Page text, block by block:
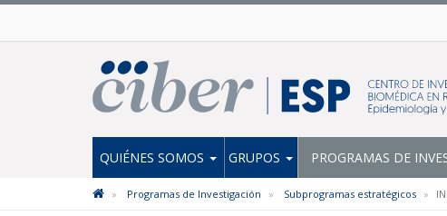
QUIÉNES SOMOS GRUPOS PROGRAMAS DE
Programas de Investigación Subprogramas estratégicos